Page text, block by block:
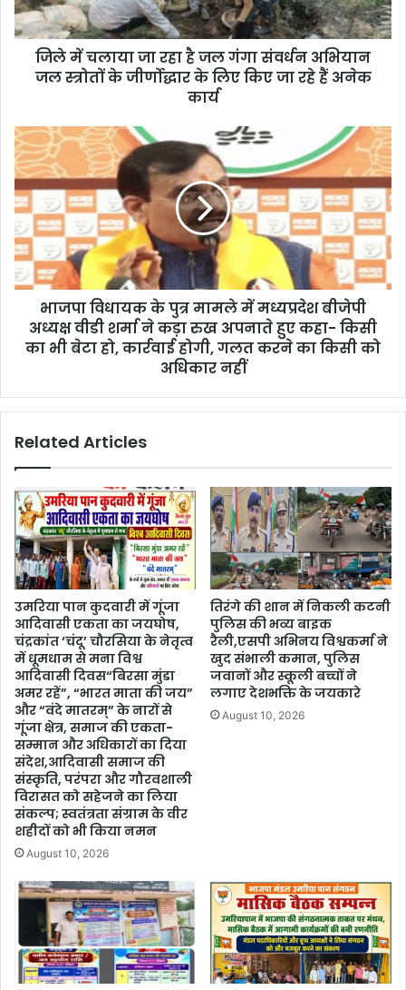
a
d
s
जिले में चलाया जा रहा है जल गंगा संवर्धन अभियान
जल स्त्रोतों के जीर्णोद्धार के लिए किए जा रहे हैं अनेक
कार्य
भाजपा विधायक के पुत्र मामले में मध्यप्रदेश बीजेपी
अध्यक्ष वीडी शर्मा ने कड़ा रुख अपनाते हुए कहा- किसी
का भी बेटा हो, कार्रवाई होगी, गलत करने का किसी को
अधिकार नहीं
Related Articles
उमरिया पान कुदवारी में गूंजा
आदिवासी एकता का जयघोष,
चंद्रकांत ‘चंदू’ चौरसिया के नेतृत्व
में धूमधाम से मना विश्व
आदिवासी दिवस“बिरसा मुंडा
अमर रहें”, “भारत माता की जय”
और “वंदे मातरम्” के नारों से
गूंजा क्षेत्र, समाज की एकता-
सम्मान और अधिकारों का दिया
संदेश,आदिवासी समाज की
संस्कृति, परंपरा और गौरवशाली
विरासत को सहेजने का लिया
संकल्प; स्वतंत्रता संग्राम के वीर
शहीदों को भी किया नमन
August 10, 2026
तिरंगे की शान में निकली कटनी
पुलिस की भव्य बाइक
रैली,एसपी अभिनय विश्वकर्मा ने
खुद संभाली कमान, पुलिस
जवानों और स्कूली बच्चों ने
लगाए देशभक्ति के जयकारे
August 10, 2026